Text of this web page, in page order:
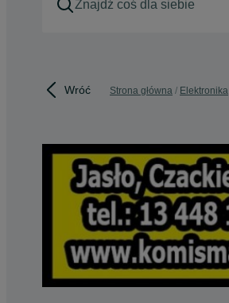
Wróć Strona główna Elektronika